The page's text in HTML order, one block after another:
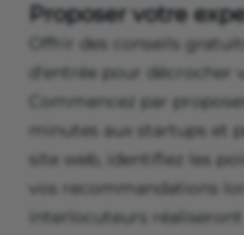
Proposer votre
​​Offrir des conseils
d'entrée pour décrocher
Commencez par
minutes aux startups et
site web, identifiez les
vos recommandations
interlocuteurs